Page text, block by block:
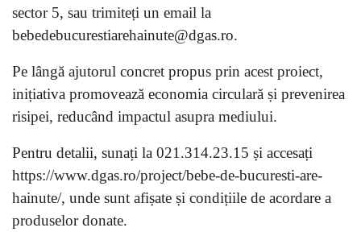
sector 5, sau trimiteți un email la
bebedebucurestiarehainute@dgas.ro.
Pe lângă ajutorul concret propus prin acest proiect,
inițiativa promovează economia circulară și prevenirea
risipei, reducând impactul asupra mediului.
Pentru detalii, sunați la 021.314.23.15 și accesați
https://www.dgas.ro/project/bebe-de-bucuresti-are-
hainute/, unde sunt afișate și condițiile de acordare a
produselor donate.